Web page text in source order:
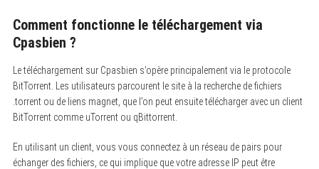
Comment fonctionne le téléchargement via
Cpasbien ?
Le téléchargement sur Cpasbien s’opère principalement via le protocole
BitTorrent. Les utilisateurs parcourent le site à la recherche de fichiers
.torrent ou de liens magnet, que l’on peut ensuite télécharger avec un client
BitTorrent comme uTorrent ou qBittorrent.
En utilisant un client, vous vous connectez à un réseau de pairs pour
échanger des fichiers, ce qui implique que votre adresse IP peut être